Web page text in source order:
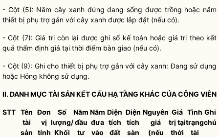
- Cột (5): Năm cây xanhđứng đang sống được trồng hoặc năm
thiết bị phụ trợ gắn với cây xanh được lắp đặt (nếu có).
- Cột (7): Giá trị còn lại được ghi sổ kế toán hoặc giá trị theo kết
quả thẩm định giá tại thời điểm bàn giao (nếu có).
- Cột (9): Ghi cho thiết bị phụ trợ gắn với cây xanh: Đang sử dụng
hoặc Hỏng không sử dụng.
II. DANH MỤC TÀI SẢN KẾT CẤU HẠ TẦNG KHÁC CỦACÔNG VIÊN
STT Tên
tài
sản
Đơn
vị
tính
Số
lượng/
Khối
Năm
đầu
tư
Năm
đưa
vào
Diện
tích
đất
Diện
tích
sàn
Nguyên
giá
(nếu
Giá
trị tại
thời
Tình
trạng
tài
Ghi
chú